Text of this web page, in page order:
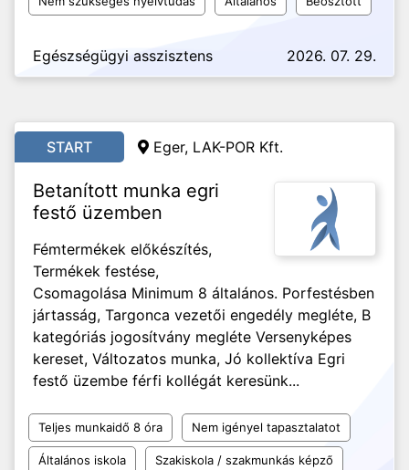
Egészségügyi asszisztens 2026. 07. 29.
START Eger, LAK-POR Kft.
Betanított munka egri
festő üzemben
Fémtermékek előkészítés,
Termékek festése,
Csomagolása Minimum 8 általános. Porfestésben
jártasság, Targonca vezetői engedély megléte, B
kategóriás jogosítvány megléte Versenyképes
kereset, Változatos munka, Jó kollektíva Egri
festő üzembe férfi kollégát keresünk...
Teljes munkaidő 8 óra Nem igényel tapasztalatot
Általános iskola Szakiskola / szakmunkás képző